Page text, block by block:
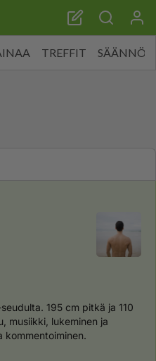
TREFFIT SÄÄNNÖT
195 cm pitkä ja 110
musiikki, lukeminen ja
kommentoiminen.